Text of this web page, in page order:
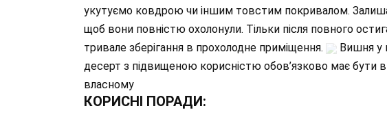
укутуємо ковдрою чи іншим товстим покривалом.
щоб вони повністю охолонули. Тільки після повного
тривале зберігання в прохолодне приміщення.
Вишня у
десерт з підвищеною корисністю обов’язково має бути в
власному
КОРИСНІ ПОРАДИ: